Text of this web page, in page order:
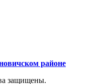
районе
защищены.